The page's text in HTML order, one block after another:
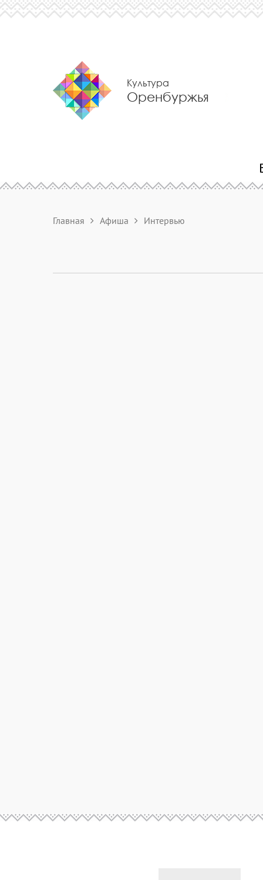
Культура
Оренбуржья
Главная Афиша Интервью